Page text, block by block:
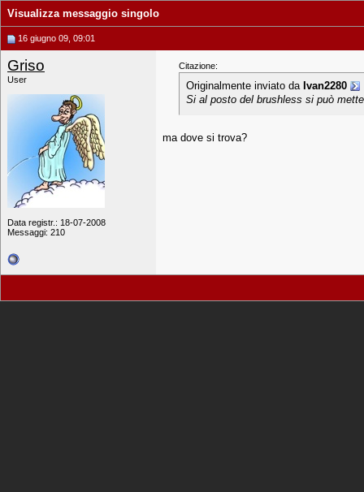
Visualizza messaggio singolo
16 giugno 09, 09:01
Griso
User
Data registr.: 18-07-2008
Messaggi: 210
Citazione:
Originalmente inviato da Ivan2280
Si al posto del brushless si può
ma dove si trova?